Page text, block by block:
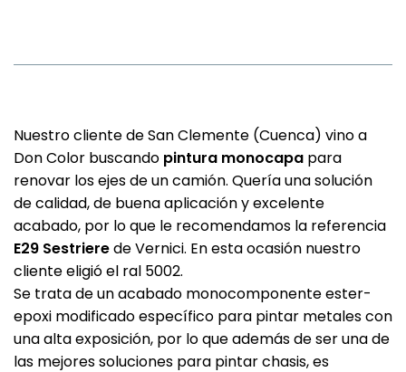
Nuestro cliente de San Clemente (Cuenca) vino a
Don Color buscando pintura monocapa para
renovar los ejes de un camión. Quería una solución
de calidad, de buena aplicación y excelente
acabado, por lo que le recomendamos la referencia
E29 Sestrierede Vernici. En esta ocasión nuestro
cliente eligió el ral 5002.
Se trata de un acabado monocomponente ester-
epoxi modificado específico para pintar metales con
una alta exposición, por lo que además de ser una de
las mejores soluciones para pintar chasis, es